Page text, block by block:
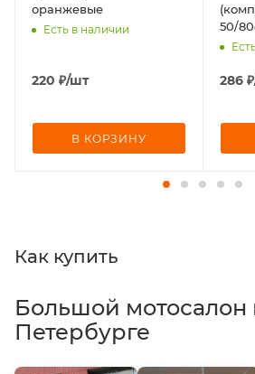
оранжевые
Есть в наличии
220 ₽/шт
В КОРЗИНУ
50/
286 ₽
Как купить
Большой мотосалон
Петербурге